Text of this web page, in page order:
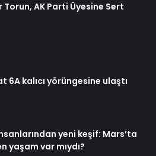
Torun, AK Parti Üyesine Sert
6A kalıcı yörüngesine ulaştı
yeni keşif: Mars’ta
yaşam var mıydı?